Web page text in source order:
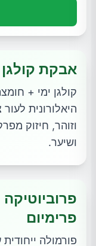
אבקת קולגן
קולגן ימי +
היאלורונית לעור
וזוהר, חיזוק
ושיער.
פרוביוטיקה
פרימיום